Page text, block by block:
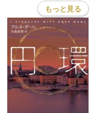
バーで読んだ『厳
スランドの過去の歴
ラインとなる。枯渇
た白骨死体が発見さ
。
主義に憧れ東ドイツ
って挿入される。彼
もっと見る